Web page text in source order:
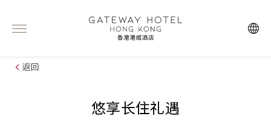
返回
悠享长住礼遇